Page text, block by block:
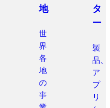
地
世
界
各
地
の
事
タ
ー
製
品、
ア
プ
リ